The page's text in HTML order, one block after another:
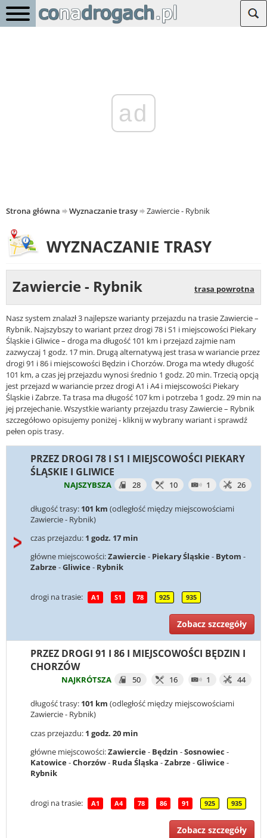
ad
Strona główna Wyznaczanie trasy Zawiercie - Rybnik
WYZNACZANIE TRASY
Zawiercie - Rybnik trasa powrotna
Nasz system znalazł 3 najlepsze warianty przejazdu na trasie Zawiercie –
Rybnik. Najszybszy to wariant przez drogi 78 i S1 i miejscowości Piekary
Śląskie i Gliwice – droga ma długość 101 km i przejazd zajmie nam
zazwyczaj 1 godz. 17 min. Drugą alternatywą jest trasa w wariancie przez
drogi 91 i 86 i miejscowości Będzin i Chorzów. Droga ma wtedy długość
101 km, a czas jej przejazdu wynosi średnio 1 godz. 20 min. Trzecią opcją
jest przejazd w wariancie przez drogi A1 i A4 i miejscowości Piekary
Śląskie i Zabrze. Ta trasa ma długość 107 km i potrzeba 1 godz. 29 min na
jej przejechanie. Wszystkie warianty przejazdu trasy Zawiercie – Rybnik
szczegółowo opisujemy poniżej - kliknij w wybrany wariant i sprawdź
pełen opis trasy.
PRZEZ DROGI 78 I S1 I MIEJSCOWOŚCI PIEKARY
ŚLĄSKIE I GLIWICE
NAJSZYBSZA 28 10 1 26
długość trasy: 101 km (odległość między miejscowościami
Zawiercie - Rybnik)
czas przejazdu: 1 godz. 17 min
główne miejscowości:Zawiercie - Piekary Śląskie - Bytom -
Zabrze -Gliwice - Rybnik
drogi na trasie: A1 S1 78 925 935
Zobacz szczegóły
PRZEZ DROGI 91 I 86 I MIEJSCOWOŚCI BĘDZIN I
CHORZÓW
NAJKRÓTSZA 50 16 1 44
długość trasy: 101 km (odległość między miejscowościami
Zawiercie - Rybnik)
czas przejazdu: 1 godz. 20 min
główne miejscowości:Zawiercie- Będzin -Sosnowiec -
Katowice-Chorzów- Ruda Śląska -Zabrze-Gliwice-
Rybnik
drogi na trasie: A1 A4 78 86 91 925 935
Zobacz szczegóły